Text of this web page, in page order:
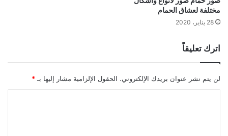
مختلفة لعشاق الحمام
28 يناير، 2020
اترك تعليقاً
لن يتم نشر عنوان بريدك الإلكتروني. الحقول الإلزامية مشار إليها بـ *